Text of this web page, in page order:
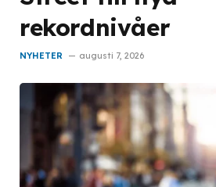
rekordnivåer
NYHETER augusti 7, 2026